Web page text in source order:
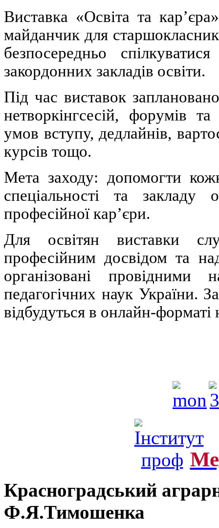
Виставка «Освіта та
майданчик для
безпосередньо
закордонних закладів освіти.
Під час виставок
нетворкінгсесій, форумів
умов вступу, дедлайнів,
курсів тощо.
Мета заходу: допомогти
спеціальності та
професійної кар’єри.
Для освітян виставки
професійним досвідом та
організовані провідними
педагогічних наук України.
відбудуться в онлайн-
Красноградський
Ф.Я.Тимошенка